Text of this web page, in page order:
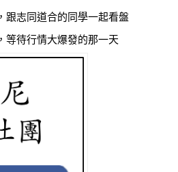
跟志同道合的同學一起看盤
等待行情大爆發的那一天